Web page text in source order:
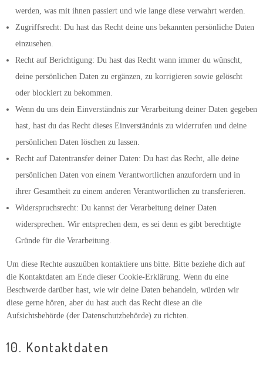
werden, was mit ihnen passiert und wie lange diese verwahrt werden.
Zugriffsrecht: Du hast das Recht deine uns bekannten persönliche Daten
einzusehen.
Recht auf Berichtigung: Du hast das Recht wann immer du wünscht,
deine persönlichen Daten zu ergänzen, zu korrigieren sowie gelöscht
oder blockiert zu bekommen.
Wenn du uns dein Einverständnis zur Verarbeitung deiner Daten gegeben
hast, hast du das Recht dieses Einverständnis zu widerrufen und deine
persönlichen Daten löschen zu lassen.
Recht auf Datentransfer deiner Daten: Du hast das Recht, alle deine
persönlichen Daten von einem Verantwortlichen anzufordern und in
ihrer Gesamtheit zu einem anderen Verantwortlichen zu transferieren.
Widerspruchsrecht: Du kannst der Verarbeitung deiner Daten
widersprechen. Wir entsprechen dem, es sei denn es gibt berechtigte
Gründe für die Verarbeitung.
Um diese Rechte auszuüben kontaktiere uns bitte. Bitte beziehe dich auf
die Kontaktdaten am Ende dieser Cookie-Erklärung. Wenn du eine
Beschwerde darüber hast, wie wir deine Daten behandeln, würden wir
diese gerne hören, aber du hast auch das Recht diese an die
Aufsichtsbehörde (der Datenschutzbehörde) zu richten.
10. Kontaktdaten